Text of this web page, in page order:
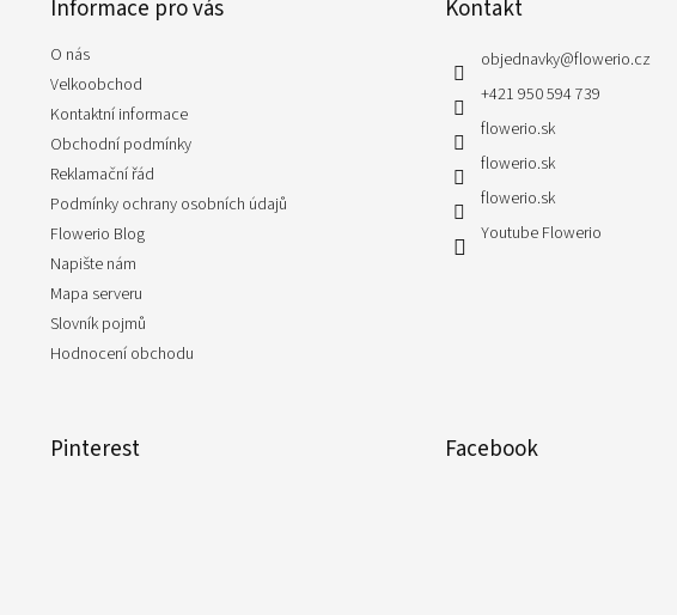
Informace pro vás
O nás
Velkoobchod
Kontaktní informace
Obchodní podmínky
Reklamační řád
Podmínky ochrany osobních údajů
Flowerio Blog
Napište nám
Mapa serveru
Slovník pojmů
Hodnocení obchodu
Kontakt
objednavky@flowerio.cz
+421 950 594 739
flowerio.sk
flowerio.sk
flowerio.sk
Youtube Flowerio
Pinterest Facebook